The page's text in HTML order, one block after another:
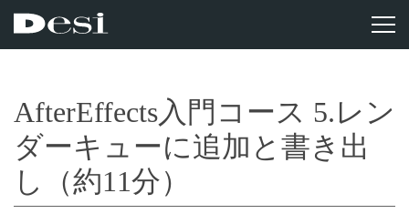
AfterEffects入門コース 5.レン
ダーキューに追加と書き出
し（約11分）